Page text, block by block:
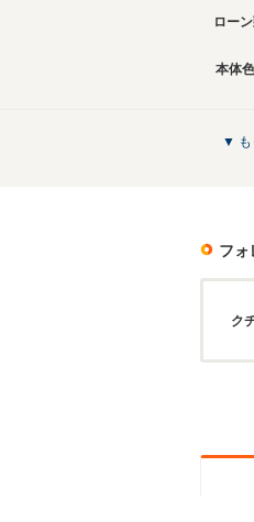
初
ロー
本体色
▼ も
フォ
ク